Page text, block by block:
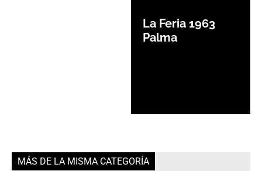
La Feria 1963
Palma
MÁS DE LA MISMA CATEGORÍA